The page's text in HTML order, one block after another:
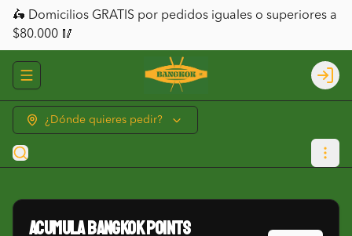
🛵 Domicilios GRATIS por pedidos iguales o superiores a
$80.000 🥢
Abrir menu de navegación
¿Dónde quieres pedir?
AcumulaBangkok Points